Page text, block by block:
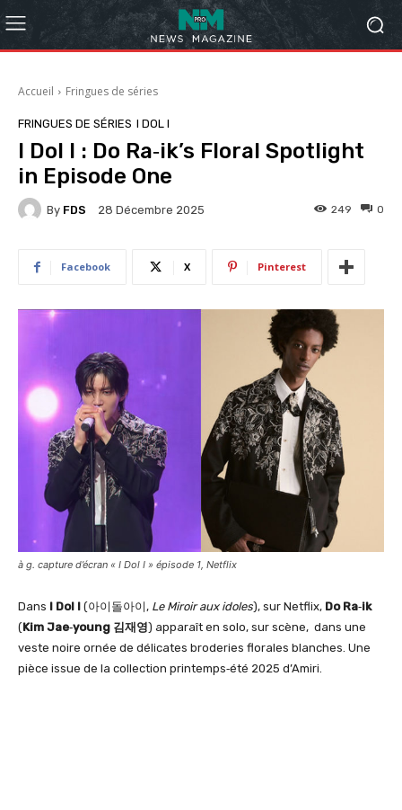
Accueil Fringues de séries
FRINGUES DE SÉRIES I DOL I
I Dol I : Do Ra‑ik’s Floral Spotlight
in Episode One
By FDS 28 Décembre 2025 0
249
Facebook X Pinterest
à g. capture d’écran « I Dol I » épisode 1, Netflix
Dans I Dol I (아이돌아이, Le Miroir aux idoles), sur Netflix, Do Ra‑ik
(Kim Jae‑young 김재영) apparaît en solo, sur scène, dans une
veste noire ornée de délicates broderies florales blanches. Une
pièce issue de la collection printemps‑été 2025 d’Amiri.